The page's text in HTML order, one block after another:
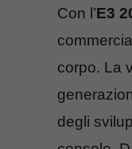
Con l’E3
corpo. La
degli